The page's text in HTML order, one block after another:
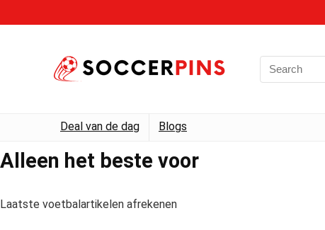
Deal van de dag Blogs
Alleen het beste voor
Laatste voetbalartikelen afrekenen